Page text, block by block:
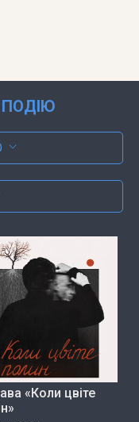
«Коли цвіте